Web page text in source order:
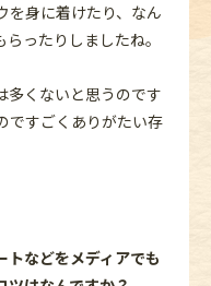
を身に着けたり、なん
ったりしましたね。
多くないと思うのです
ですごくありがたい存
トなどをメディアでも